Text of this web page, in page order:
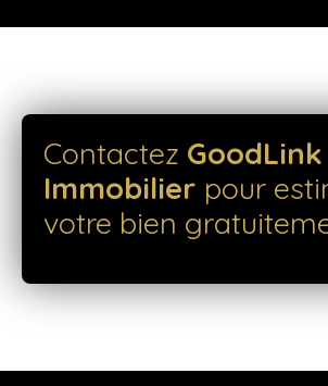
Contactez GoodLink
Immobilier pour
votre bien